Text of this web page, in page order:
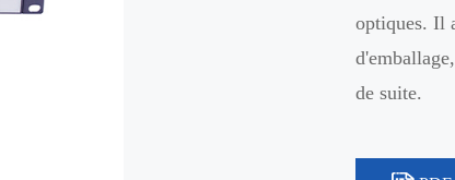
optiques. Il
de suite.